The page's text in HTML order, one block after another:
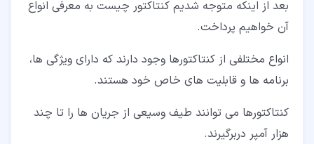
بعد از اینکه متوجه شدیم کنتاکتور چیست به معرفی انواع
آن خواهیم پرداخت.
انواع مختلفی از کنتاکتورها وجود دارند که دارای ویژگی ها،
برنامه ها و قابلیت های خاص خود هستند.
کنتاکتورها می توانند طیف وسیعی از جریان ها را تا چند
هزار آمپر دربرگیرند.